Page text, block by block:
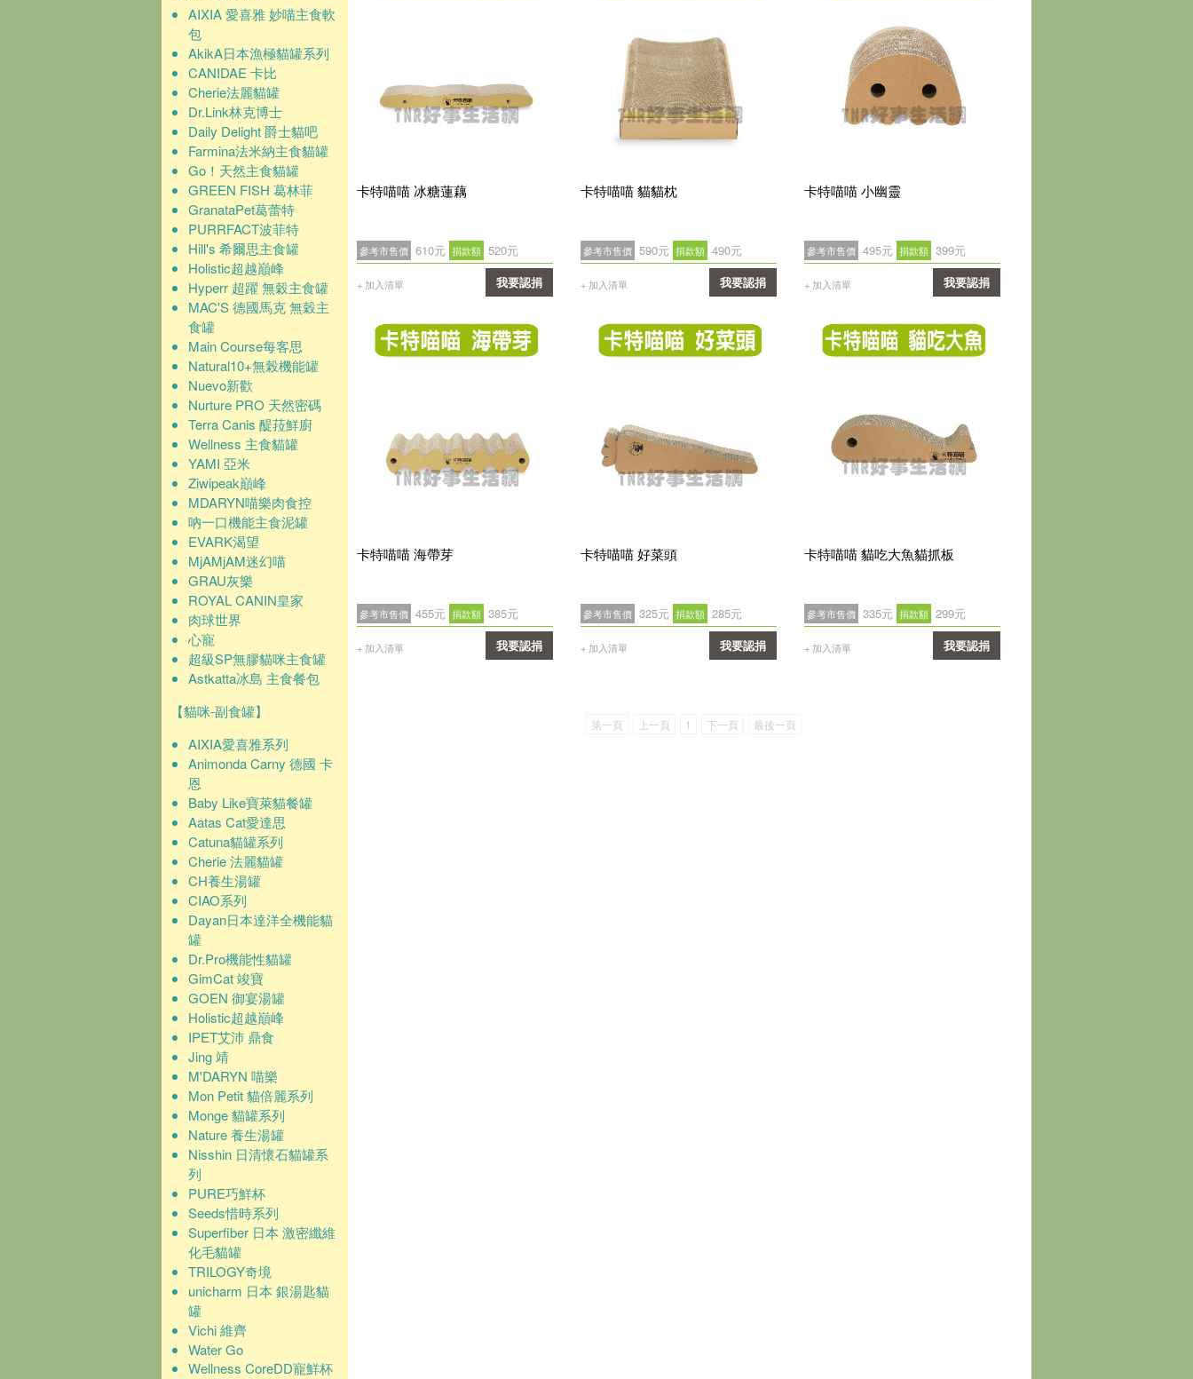
AIXIA 愛喜雅 妙喵主食軟
包
AkikA日本漁極貓罐系列
CANIDAE 卡比
Cherie法麗貓罐
Dr.Link林克博士
Daily Delight 爵士貓吧
Farmina法米納主食貓罐
Go！天然主食貓罐
GREEN FISH 葛林菲
GranataPet葛蕾特
PURRFACT波菲特
Hill's 希爾思主食罐
Holistic超越巔峰
Hyperr 超躍 無穀主食罐
MAC'S 德國馬克 無穀主
食罐
Main Course每客思
Natural10+無榖機能罐
Nuevo新歡
Nurture PRO 天然密碼
Terra Canis 醍菈鮮廚
Wellness 主食貓罐
YAMI 亞米
Ziwipeak巔峰
MDARYN喵樂肉食控
吶一口機能主食泥罐
EVARK渴望
MjAMjAM迷幻喵
GRAU灰樂
ROYAL CANIN皇家
肉球世界
心寵
超級SP無膠貓咪主食罐
Astkatta冰島 主食餐包
【貓咪-副食罐】
AIXIA愛喜雅系列
Animonda Carny 德國 卡
恩
Baby Like寶萊貓餐罐
Aatas Cat愛達思
Catuna貓罐系列
Cherie 法麗貓罐
CH養生湯罐
CIAO系列
Dayan日本達洋全機能貓
罐
Dr.Pro機能性貓罐
GimCat 竣寶
GOEN 御宴湯罐
Holistic超越巔峰
IPET艾沛 鼎食
Jing 靖
M'DARYN 喵樂
Mon Petit 貓倍麗系列
Monge 貓罐系列
Nature 養生湯罐
Nisshin 日清懷石貓罐系
列
PURE巧鮮杯
Seeds惜時系列
Superfiber 日本 激密纖維
化毛貓罐
TRILOGY奇境
unicharm 日本 銀湯匙貓
罐
Vichi 維齊
Water Go
Wellness CoreDD寵鮮杯
卡特喵喵 冰糖蓮藕
參考市售價 610元 捐款額 520元
+ 加入清單 我要認捐
卡特喵喵 貓貓枕
參考市售價 590元 捐款額 490元
+ 加入清單 我要認捐
卡特喵喵 小幽靈
參考市售價 495元 捐款額 399元
+ 加入清單 我要認捐
卡特喵喵 海帶芽
參考市售價 455元 捐款額 385元
+ 加入清單 我要認捐
卡特喵喵 好菜頭
參考市售價 325元 捐款額 285元
+ 加入清單 我要認捐
卡特喵喵 貓吃大魚貓抓板
參考市售價 335元 捐款額 299元
+ 加入清單 我要認捐
第一頁 上一頁 1 下一頁 最後一頁